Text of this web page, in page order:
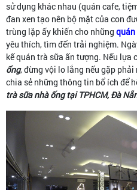
sử dụng khác nhau (quán cafe,
đan xen tạo nên bộ mặt của con
trùng lặp ấy khiến cho những quán
yêu thích, tìm đến trải nghiệm.
kế quán trà sữa ấn tượng. Nếu lựa
ống, đừng vội lo lắng nếu gặp
chia sẻ những thông tin bổ ích để
trà sữa nhà ống tại TPHCM, Đà